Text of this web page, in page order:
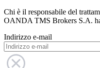
Chi è il responsabile del
OANDA TMS Brokers S.A.
Indirizzo e-mail